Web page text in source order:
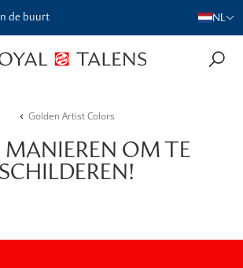
de buurt NL
Golden Artist Colors
MANIEREN OM TE
SCHILDEREN!